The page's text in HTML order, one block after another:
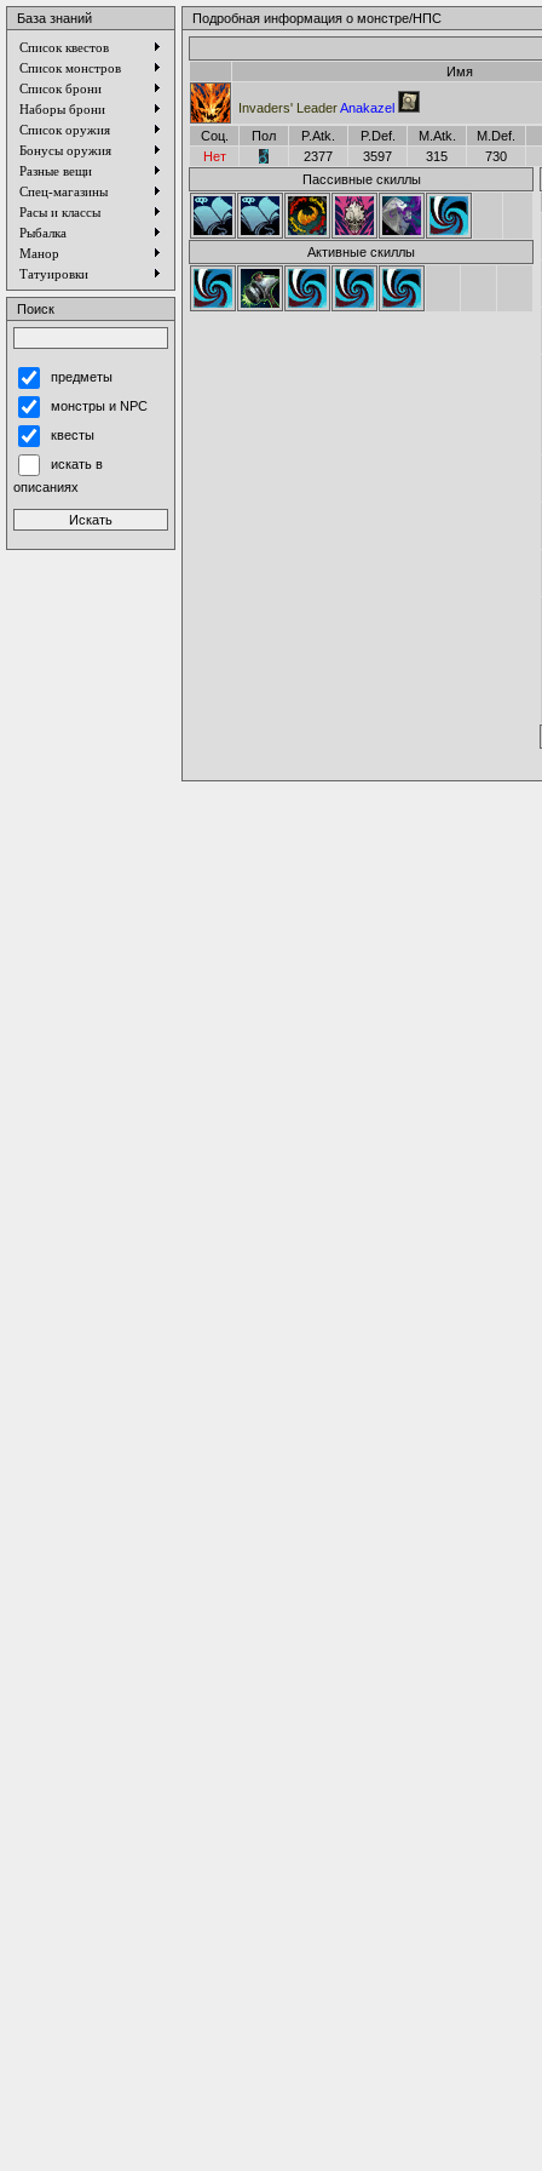
База знаний
Список квестов
Список монстров
Список брони
Наборы брони
Список оружия
Бонусы оружия
Разные вещи
Спец-магазины
Расы и классы
Рыбалка
Манор
Татуировки
Поиск
предметы
монстры и NPC
квесты
искать в
описаниях
Подробная информация о монстре/НПС
Имя
Invaders' LeaderAnakazel
Соц.
Пол P.Atk. P.Def. M.Atk.
M.Def.
Нет
2377 3597 315
730
Пассивные скиллы
Активные скиллы